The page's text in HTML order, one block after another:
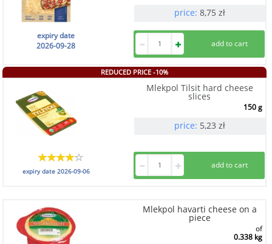
price: 8,75 zł
expiry date
2026-09-28
REDUCED PRICE -10%
Mlekpol Tilsit hard cheese
slices
150 g
price: 5,23 zł
expiry date 2026-09-06
Mlekpol havarti cheese on a
piece
of
0.338 kg